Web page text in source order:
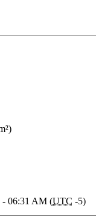
- 06:31 AM (UTC -5)